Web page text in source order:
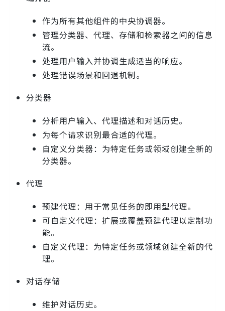
作为所有其他组件的中央协调器。
管理分类器、代理、存储和检索器之间的信息
流。
处理用户输入并协调生成适当的响应。
处理错误场景和回退机制。
分类器
分析用户输入、代理描述和对话历史。
为每个请求识别最合适的代理。
自定义分类器：为特定任务或领域创建全新的
分类器。
代理
预建代理：用于常见任务的即用型代理。
可自定义代理：扩展或覆盖预建代理以定制功
能。
自定义代理：为特定任务或领域创建全新的代
理。
对话存储
维护对话历史。